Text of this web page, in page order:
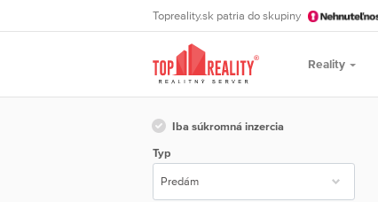
Topreality.sk patria do skupiny
Reality
Iba súkromná inzercia
Typ